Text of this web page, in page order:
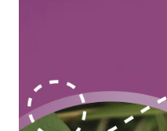
та
яйця
Торти